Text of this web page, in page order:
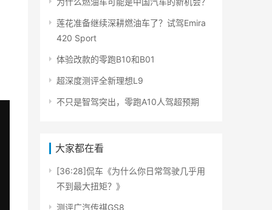
莲花准备继续深耕燃油车了？试驾Emira
420 Sport
体验改款的零跑B10和B01
超深度测评全新理想L9
不只是智驾突出，零跑A10人驾超预期
大家都在看
[36:28]侃车《为什么你日常驾驶几乎用
不到最大扭矩？》
测评广汽传祺GS8